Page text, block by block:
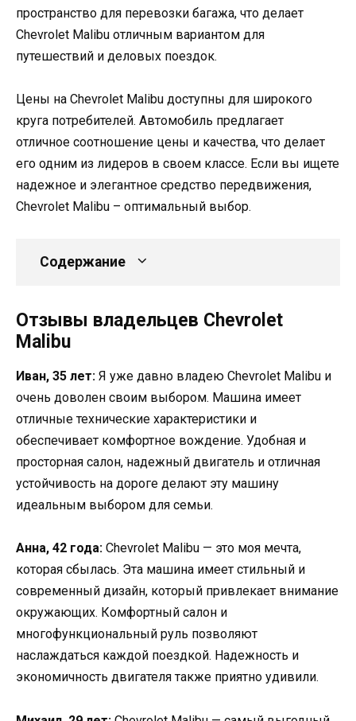
пространство для перевозки багажа, что делает
Chevrolet Malibu отличным вариантом для
путешествий и деловых поездок.
Цены на Chevrolet Malibu доступны для широкого
круга потребителей. Автомобиль предлагает
отличное соотношение цены и качества, что делает
его одним из лидеров в своем классе. Если вы ищете
надежное и элегантное средство передвижения,
Chevrolet Malibu – оптимальный выбор.
Содержание
Отзывы владельцев Chevrolet
Malibu
Иван, 35 лет: Я уже давно владею Chevrolet Malibu и
очень доволен своим выбором. Машина имеет
отличные технические характеристики и
обеспечивает комфортное вождение. Удобная и
просторная салон, надежный двигатель и отличная
устойчивость на дороге делают эту машину
идеальным выбором для семьи.
Анна, 42 года: Chevrolet Malibu — это моя мечта,
которая сбылась. Эта машина имеет стильный и
современный дизайн, который привлекает внимание
окружающих. Комфортный салон и
многофункциональный руль позволяют
наслаждаться каждой поездкой. Надежность и
экономичность двигателя также приятно удивили.